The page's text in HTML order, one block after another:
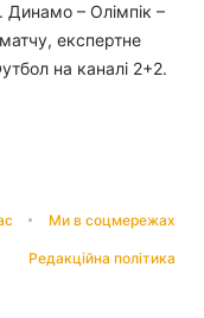
Динамо – Олімпік –
експертне
на каналі 2+2.
Ми в соцмережах
Редакційна політика